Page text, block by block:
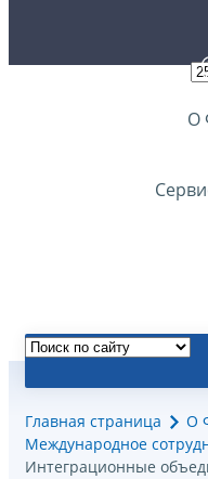
О
Главная страница
О
Международное
Интеграционные